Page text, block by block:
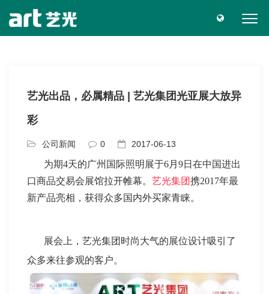
艺光出品，必属精品 | 艺光集团光亚展大放异
彩
公司新闻 0 2017-06-13
为期4天的广州国际照明展于6月9日在中国进出
口商品交易会展馆拉开帷幕。 艺光集团携2017年最
新产品亮相，获得众多国内外买家青睐。
展会上，艺光集团时尚大气的展位设计吸引了
众多来往参观的客户。